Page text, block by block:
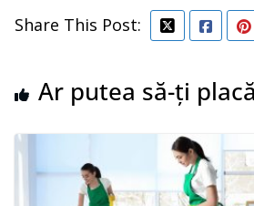
Share This Post:
Ar putea să-ți